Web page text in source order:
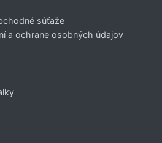
súťaže
a ochrane osobných údajov